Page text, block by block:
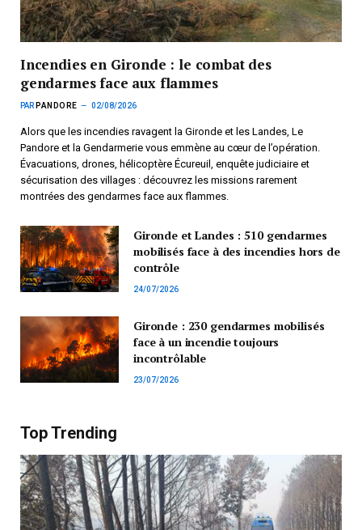
Incendies en Gironde : le combat des
gendarmes face aux flammes
PAR PANDORE 02/08/2026
Alors que les incendies ravagent la Gironde et les Landes, Le
Pandore et la Gendarmerie vous emmène au cœur de l’opération.
Évacuations, drones, hélicoptère Écureuil, enquête judiciaire et
sécurisation des villages : découvrez les missions rarement
montrées des gendarmes face aux flammes.
Gironde et Landes : 510 gendarmes
mobilisés face à des incendies hors de
contrôle
24/07/2026
Gironde : 230 gendarmes mobilisés
face à un incendie toujours
incontrôlable
23/07/2026
Top Trending